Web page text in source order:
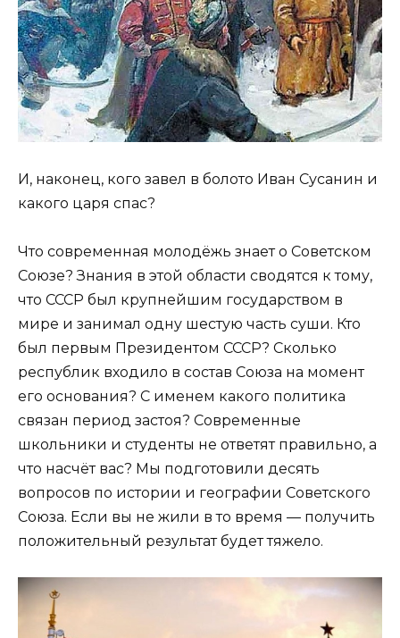
И, наконец, кого завел в болото Иван Сусанин и
какого царя спас?
Что современная молодёжь знает о Советском
Союзе? Знания в этой области сводятся к тому,
что СССР был крупнейшим государством в
мире и занимал одну шестую часть суши. Кто
был первым Президентом СССР? Сколько
республик входило в состав Союза на момент
его основания? С именем какого политика
связан период застоя? Современные
школьники и студенты не ответят правильно, а
что насчёт вас? Мы подготовили десять
вопросов по истории и географии Советского
Союза. Если вы не жили в то время — получить
положительный результат будет тяжело.